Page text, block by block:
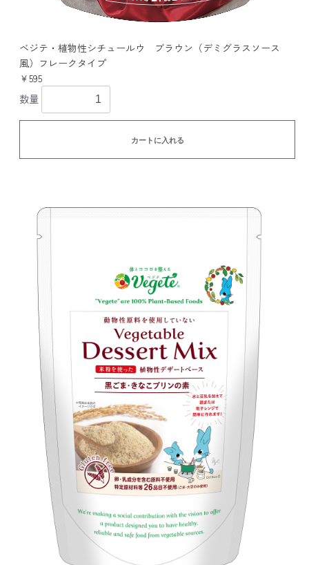
ベジテ・植物性シチュールウ ブラウン（デミグラスソース
風）フレークタイプ
￥595
数量
カートに入れる